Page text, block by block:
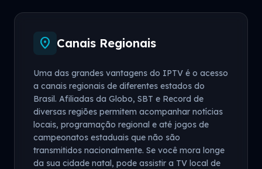
location_on Canais Regionais
Uma das grandes vantagens do IPTV é o acesso
a canais regionais de diferentes estados do
Brasil. Afiliadas da Globo, SBT e Record de
diversas regiões permitem acompanhar notícias
locais, programação regional e até jogos de
campeonatos estaduais que não são
transmitidos nacionalmente. Se você mora longe
da sua cidade natal, pode assistir a TV local de